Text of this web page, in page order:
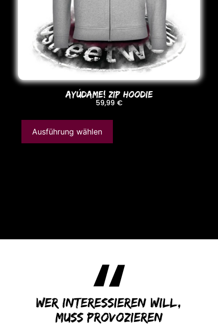
AYÚDAME! ZIP HooDIE
59,99 €
Ausführung wählen
Wer interessieren will,
muss provozieren